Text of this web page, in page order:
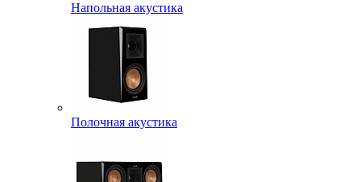
Напольная акустика
Полочная акустика